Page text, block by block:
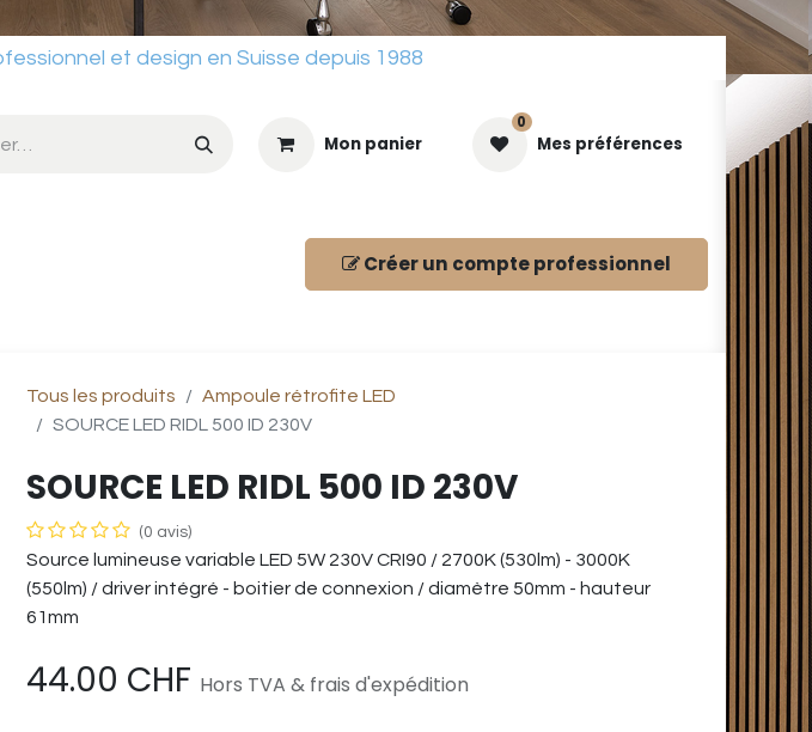
et design en Suisse depuis 1988
Mon panier
0
Mes préférences
Créer un compteprofessionnel
Tous les produits
Ampoule rétrofite LED
SOURCE LED RIDL 500 ID 230V
SOURCE LED RIDL 500 ID 230V
(0 avis)
Source lumineuse variable LED 5W 230V CRI90 / 2700K (530lm) - 3000K
(550lm) / driver intégré - boitier de connexion / diamètre 50mm - hauteur
61mm
44.00 CHF Hors TVA & frais d'expédition